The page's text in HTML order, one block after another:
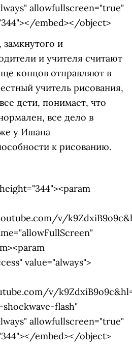
allowfullscreen="true"
embed></object>
и
и учителя считают
концов отправляют в
учитель рисования,
дети, понимает, что
все дело в
у Ишана
к рисованию.
v/
value="always">
v/
flash"
allowfullscreen="true"
embed></object>